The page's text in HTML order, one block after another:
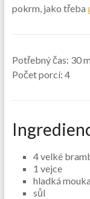
pokrm, jako třeba
Potřebný čas: 30
Počet porcí: 4
4 velké
1 vejce
hladká mouka
sůl